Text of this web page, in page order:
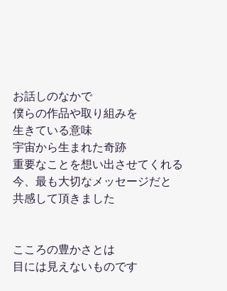
お話しのなかで
僕らの作品や取り組みを
生きている意味
宇宙から生まれた奇跡
重要なことを想い出させてくれる
今、最も大切なメッセージだと
共感して頂きました
こころの豊かさとは
目には見えないものです